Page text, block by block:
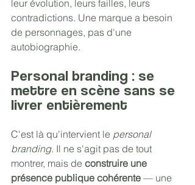
leur évolution, leurs failles, leurs
contradictions. Une marque a besoin
de personnages, pas d'une
autobiographie.
Personal branding : se
mettre en scène sans se
livrer entièrement
C'est là qu'intervient le personal
branding. Il ne s'agit pas de tout
montrer, mais de construire une
présence publique cohérente — une